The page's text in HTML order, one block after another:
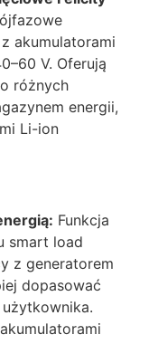
akumulatorami
V. Oferują
różnych
energii,
Li-ion
Funkcja
smart load
z generatorem
dopasować